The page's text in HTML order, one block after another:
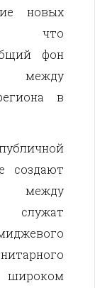
новых
что
фон
между
в
создают
между
служат